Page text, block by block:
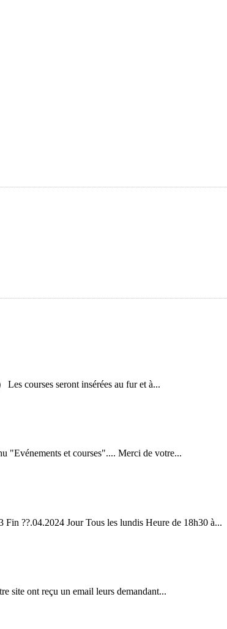
courses seront insérées au fur et à...
"Evénements et courses".... Merci de votre...
Fin ??.04.2024 Jour Tous les lundis Heure de 18h30 à...
site ont reçu un email leurs demandant...